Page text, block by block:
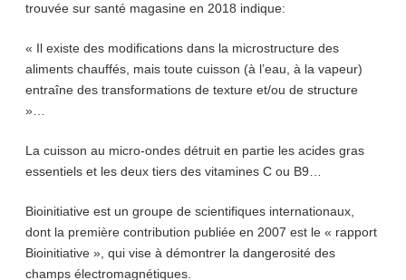
trouvée sur santé magasine en 2018 indique:
« Il existe des modifications dans la microstructure des
aliments chauffés, mais toute cuisson (à l’eau, à la vapeur)
entraîne des transformations de texture et/ou de structure
»…
La cuisson au micro-ondes détruit en partie les acides gras
essentiels et les deux tiers des vitamines C ou B9…
Bioinitiative est un groupe de scientifiques internationaux,
dont la première contribution publiée en 2007 est le « rapport
Bioinitiative », qui vise à démontrer la dangerosité des
champs électromagnétiques.